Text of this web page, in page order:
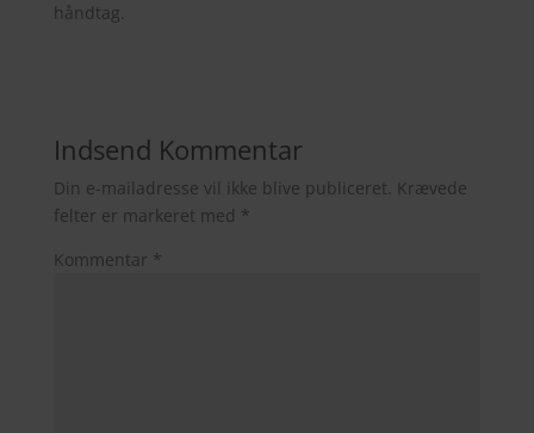
håndtag.
Indsend Kommentar
Din e-mailadresse vil ikke blive publiceret. Krævede
felter er markeret med *
Kommentar *